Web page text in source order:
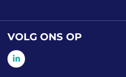
VOLG ONS OP